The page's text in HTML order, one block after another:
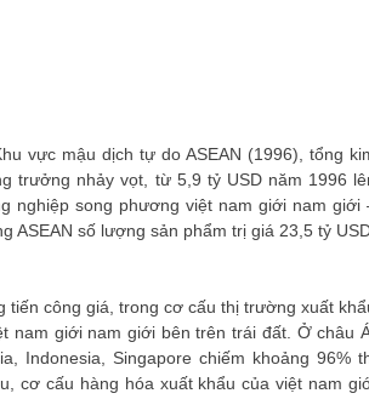
vực mậu dịch tự do ASEAN (1996), tổng
trưởng nhảy vọt, từ 5,9 tỷ USD năm 1996
nghiệp song phương việt nam giới nam giới
ASEAN số lượng sản phẩm trị giá 23,5 tỷ
tiến công giá, trong cơ cấu thị trường xuất
nam giới nam giới bên trên trái đất. Ở châu
Indonesia, Singapore chiếm khoảng 96%
cơ cấu hàng hóa xuất khẩu của việt nam